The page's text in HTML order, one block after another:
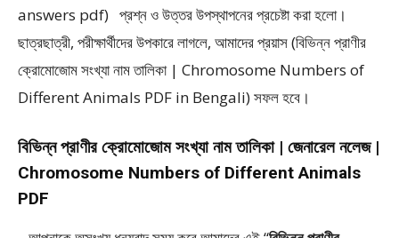
answers pdf) প্রশ্ন ও উত্তর উপস্থাপনের প্রচেষ্টা করা হলাে।
ছাত্রছাত্রী, পরীক্ষার্থীদের উপকারে লাগলে, আমাদের প্রয়াস (বিভিন্ন প্রাণীর
ক্রোমোজোম সংখ্যা নাম তালিকা | Chromosome Numbers of
Different Animals PDF in Bengali) সফল হবে।
বিভিন্ন প্রাণীর ক্রোমোজোম সংখ্যা নাম তালিকা | জেনারেল নলেজ |
Chromosome Numbers of Different Animals
PDF